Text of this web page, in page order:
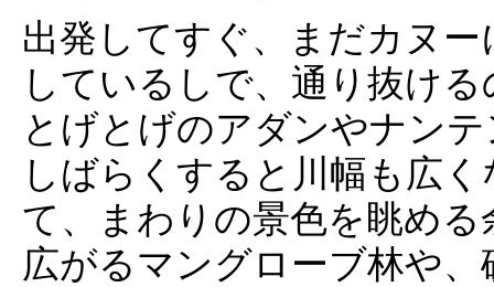
出発してすぐ、まだカヌ
しているしで、通り抜け
とげとげのアダンやナン
しばらくすると川幅も広
て、まわりの景色を眺め
広がるマングローブ林や